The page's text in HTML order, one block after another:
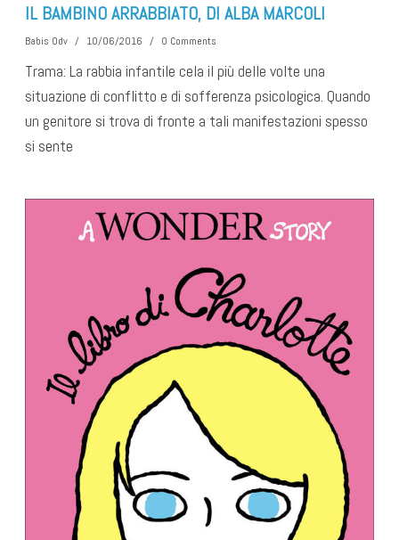
IL BAMBINO ARRABBIATO, DI ALBA MARCOLI
Babis Odv / 10/06/2016 / 0 Comments
Trama: La rabbia infantile cela il più delle volte una
situazione di conflitto e di sofferenza psicologica. Quando
un genitore si trova di fronte a tali manifestazioni spesso
si sente